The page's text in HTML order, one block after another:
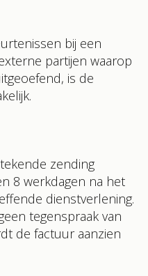
bij een
partijen waarop
is de
zending
8 werkdagen na het
dienstverlening.
tegenspraak van
de factuur aanzien